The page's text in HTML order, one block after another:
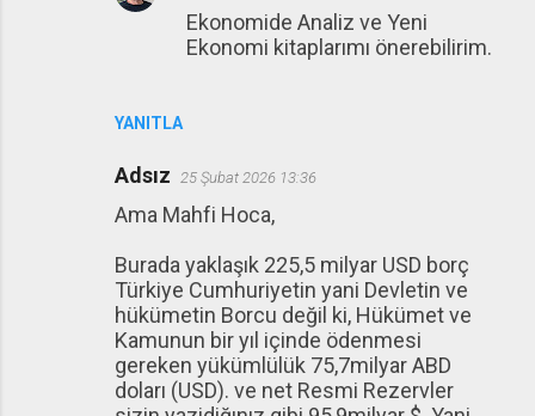
YANITLA
Ekonomide Analiz ve Yeni
Ekonomi kitaplarımı önerebilirim.
Adsız 25 Şubat 2026 13:36
Ama Mahfi Hoca,
Burada yaklaşık 225,5 milyar USD borç
Türkiye Cumhuriyetin yani Devletin ve
hükümetin Borcu değil ki, Hükümet ve
Kamunun bir yıl içinde ödenmesi
gereken yükümlülük 75,7milyar ABD
doları (USD). ve net Resmi Rezervler